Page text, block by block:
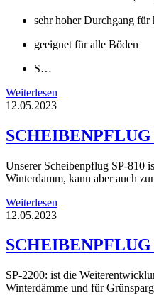
sehr hoher Durchgang für
geeignet für alle Böden
S…
Weiterlesen
12.05.2023
SCHEIBENPFLUG
Unserer Scheibenpflug SP-810
Winterdamm, kann aber auch
Weiterlesen
12.05.2023
SCHEIBENPFLUG
SP-2200: ist die
Winterdämme und für